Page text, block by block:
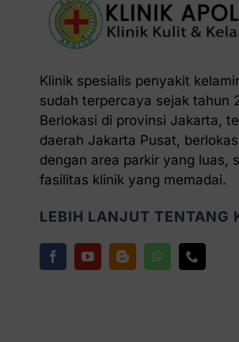
Klinik spesialis penyakit
sudah terpercaya sejak tahun
Berlokasi di provinsi Jakarta,
daerah Jakarta Pusat,
dengan area parkir yang luas,
fasilitas klinik yang memadai.
LEBIH LANJUT TENTANG